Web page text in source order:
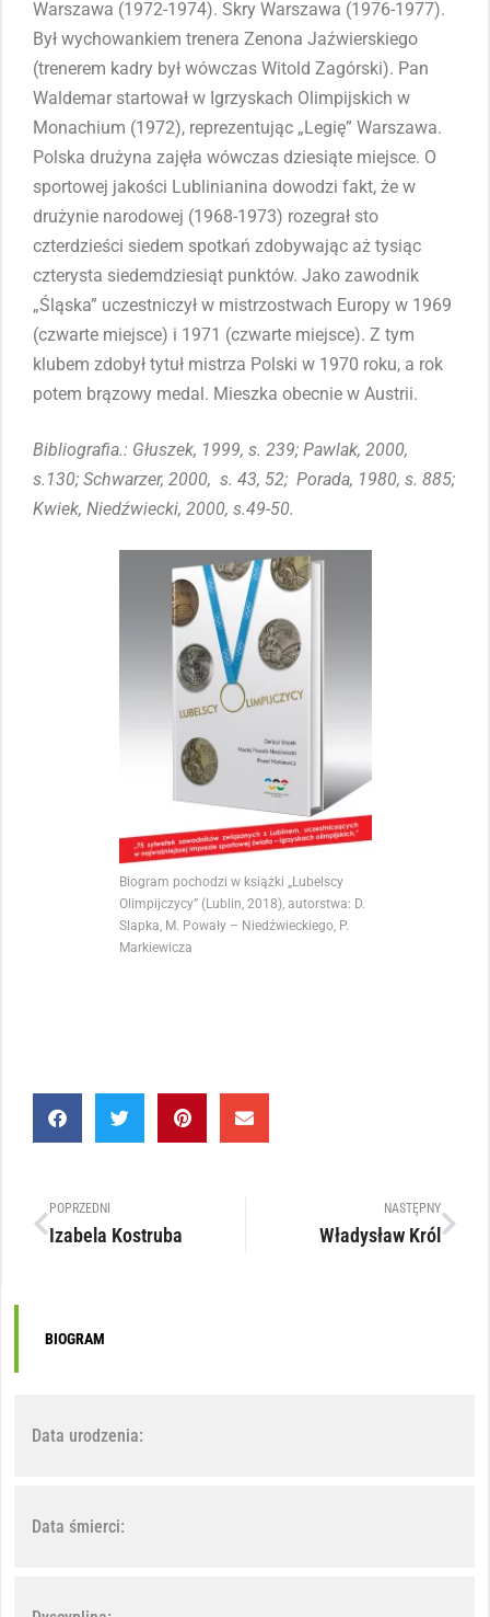
Warszawa (1972-1974). Skry Warszawa (1976-1977).
Był wychowankiem trenera Zenona Jaźwierskiego
(trenerem kadry był wówczas Witold Zagórski). Pan
Waldemar startował w Igrzyskach Olimpijskich w
Monachium (1972), reprezentując „Legię” Warszawa.
Polska drużyna zajęła wówczas dziesiąte miejsce. O
sportowej jakości Lublinianina dowodzi fakt, że w
drużynie narodowej (1968-1973) rozegrał sto
czterdzieści siedem spotkań zdobywając aż tysiąc
czterysta siedemdziesiąt punktów. Jako zawodnik
„Śląska” uczestniczył w mistrzostwach Europy w 1969
(czwarte miejsce) i 1971 (czwarte miejsce). Z tym
klubem zdobył tytuł mistrza Polski w 1970 roku, a rok
potem brązowy medal. Mieszka obecnie w Austrii.
Bibliografia.: Głuszek, 1999, s. 239; Pawlak, 2000,
s.130; Schwarzer, 2000, s. 43, 52; Porada, 1980, s. 885;
Kwiek, Niedźwiecki, 2000, s.49-50.
Biogram pochodzi w książki „Lubelscy
Olimpijczycy” (Lublin, 2018), autorstwa: D.
Slapka, M. Powały – Niedźwieckiego, P.
Markiewicza
POPRZEDNI
Izabela Kostruba
NASTĘPNY
Władysław Król
BIOGRAM
Data urodzenia:
Data śmierci: